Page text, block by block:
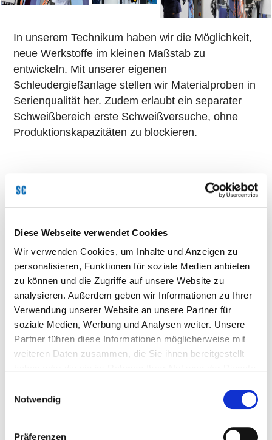
Diese Webseite verwendet Cookies
Wir verwenden Cookies, um Inhalte und Anzeigen zu
personalisieren, Funktionen für soziale Medien anbieten
zu können und die Zugriffe auf unsere Website zu
analysieren. Außerdem geben wir Informationen zu Ihrer
Verwendung unserer Website an unsere Partner für
soziale Medien, Werbung und Analysen weiter. Unsere
Partner führen diese Informationen möglicherweise mit
weiteren Daten zusammen, die Sie ihnen bereitgestellt
Notwendig
Präferenzen
In unserem Technikum haben wir die Möglichkeit,
neue Werkstoffe im kleinen Maßstab zu
entwickeln. Mit unserer eigenen
Schleudergießanlage stellen wir Materialproben in
Serienqualität her. Zudem erlaubt ein separater
Schweißbereich erste Schweißversuche, ohne
Produktionskapazitäten zu blockieren.
Substanz trifft
Unsere Forschungsarbeit basiert auf einem
wissenschaftlich fundierten Ansatz auf höchstem
Niveau. Unsere neuesten Erkenntnisse im Bereich
der Werkstofftechnik teilen wir regelmäßig mit der
Hier finden Sie einen kurzen Überblick über unsere